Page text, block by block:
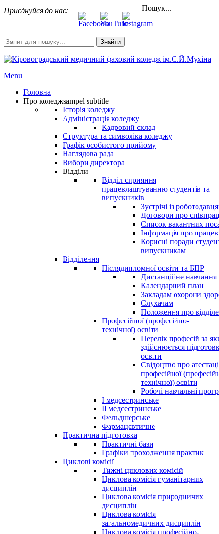
Приєднуйся до нас: Пошук...
Знайти
Menu
Головна
Про коледжsampel subtitle
Історія коледжу
Адміністрація коледжу
Кадровий склад
Структура та символіка коледжу
Графік особистого прийому
Наглядова рада
Вибори директора
Відділи
Відділ сприяння
працевлаштуванню студентів та
випускників
Зустрічі із
Договори про
Список вакантних
Інформація про
Корисні поради
випускникам
Відділення
Післядипломної освіти та БПР
Дистанційне навчання
Календарний план
Закладам охорони
Слухачам
Положення про
Професійної (професійно-
технічної) освіти
Перелік професій за
здійснюється
освіти
Свідоцтво про
професійної
технічної) освіти
Робочі навчальні
І медсестринське
ІІ медсестринське
Фельдшерське
Фармацевтичне
Практична підготовка
Практичні бази
Графіки проходження практик
Циклові комісії
Тижні циклових комісій
Циклова комісія гуманітарних
дисциплін
Циклова комісія природничих
дисциплін
Циклова комісія
загальномедичних дисциплін
Циклова комісія професійно-